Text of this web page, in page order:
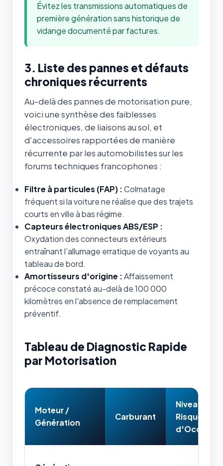
Évitez les transmissions automatiques de
première génération sans historique de
vidange documenté par factures.
3. Liste des pannes et défauts
chroniques récurrents
Au-delà des pannes de motorisation pure,
voici une synthèse des faiblesses
électroniques, de liaisons au sol, et
d'accessoires rapportées de manière
récurrente par les automobilistes sur les
forums techniques francophones :
Filtre à particules (FAP) :Colmatage
fréquent si la voiture ne réalise que des trajets
courts en ville à bas régime.
Capteurs électroniques ABS/ESP :
Oxydation des connecteurs extérieurs
entraînant l'allumage erratique de voyants au
tableau de bord.
Amortisseurs d'origine :Affaissement
précoce constaté au-delà de 100 000
kilomètres en l'absence de remplacement
préventif.
Tableau de Diagnostic Rapide
par Motorisation
Moteur /
Génération
Carburant
Niveau de
Risque
d'Occasion